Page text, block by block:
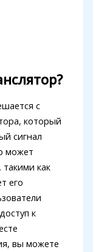
с
который
сигнал
может
как
его
к
вы можете